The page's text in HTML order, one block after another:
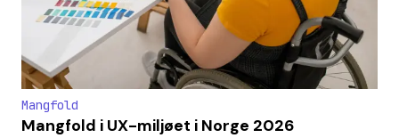
Mangfold
Mangfold i UX-miljøet i Norge 2026